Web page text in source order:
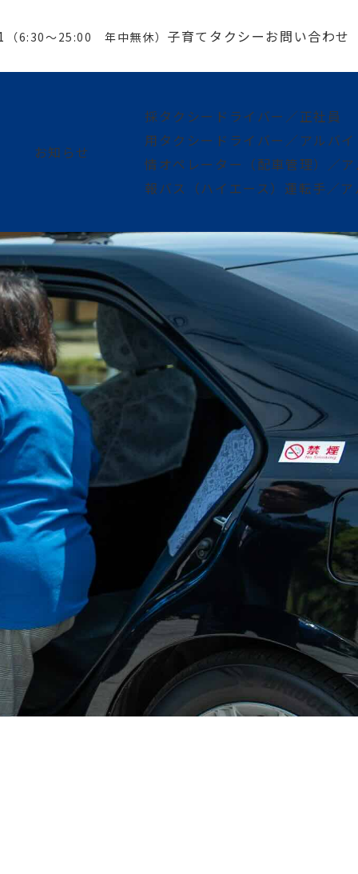
（6:30～25:00 年中無休） 子育てタクシーお問い合わせ
お知らせ
採
用
情
報
タクシードライバー／正社員
タクシードライバー／アルバ
オペレーター（配車管理）／
バス（ハイエース）運転手／